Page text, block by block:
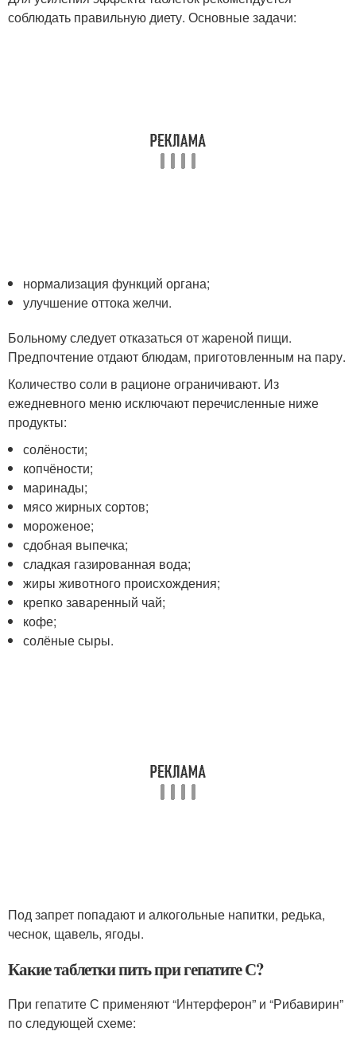
соблюдать правильную диету. Основные задачи:
нормализация функций органа;
улучшение оттока желчи.
Больному следует отказаться от жареной пищи.
Предпочтение отдают блюдам, приготовленным на пару.
Количество соли в рационе ограничивают. Из
ежедневного меню исключают перечисленные ниже
продукты:
солёности;
копчёности;
маринады;
мясо жирных сортов;
мороженое;
сдобная выпечка;
сладкая газированная вода;
жиры животного происхождения;
крепко заваренный чай;
кофе;
солёные сыры.
Под запрет попадают и алкогольные напитки, редька,
чеснок, щавель, ягоды.
Какие таблетки пить при гепатите С?
При гепатите С применяют “Интерферон” и “Рибавирин”
по следующей схеме: